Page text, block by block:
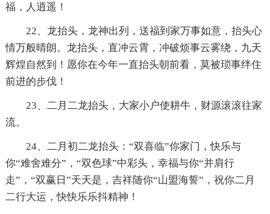
福，人逍遥！
22、龙抬头，龙神出列，送福到家万事如意，抬头心
情万般晴朗。龙抬头，直冲云霄，冲破烦事云雾绕，九天
辉煌自然到！愿你在今年一直抬头朝前看，莫被琐事绊住
前进的步伐！
23、二月二龙抬头，大家小户使耕牛，财源滚滚往家
流。
24、二月初二龙抬头：“双喜临”你家门，快乐与
你“难舍难分”，“双色球”中彩头，幸福与你“并肩行
走”，“双赢日”天天是，吉祥随你“山盟海誓”，祝你二月
二行大运，快快乐乐抖精神！